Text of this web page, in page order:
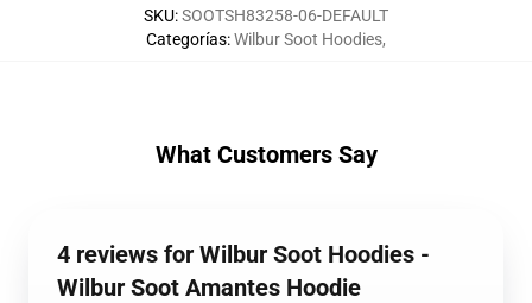
SKU:SOOTSH83258-06-DEFAULT
Categorías:Wilbur Soot Hoodies,
What Customers Say
4 reviews for Wilbur Soot Hoodies -
Wilbur Soot Amantes Hoodie